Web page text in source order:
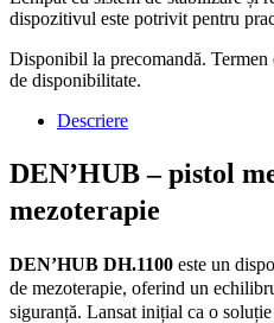
dispozitivul este potrivit pentru
Disponibil la precomandă.
de disponibilitate.
Descriere
DEN’HUB – pistol
mezoterapie
DEN’HUB DH.1100 este un
de mezoterapie, oferind un
siguranță. Lansat inițial ca o